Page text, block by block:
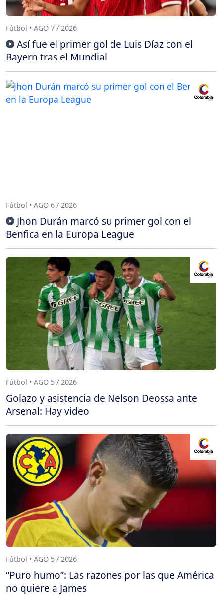
Fútbol • AGO 7 / 2026
Así fue el primer gol de Luis Díaz con el
Bayern tras el Mundial
Fútbol • AGO 6 / 2026
Jhon Durán marcó su primer gol con el
Benfica en la Europa League
Fútbol • AGO 5 / 2026
Golazo y asistencia de Nelson Deossa ante
Arsenal: Hay video
Fútbol • AGO 5 / 2026
“Puro humo”: Las razones por las que América
no quiere a James